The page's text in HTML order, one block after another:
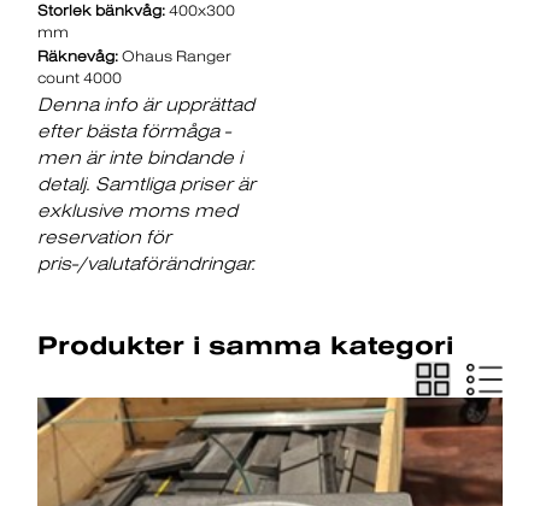
Storlek bänkvåg: 400x300
mm
Räknevåg: Ohaus Ranger
count 4000
Denna info är upprättad
efter bästa förmåga -
men är inte bindande i
detalj. Samtliga priser är
exklusive moms med
reservation för
pris-/valutaförändringar.
Produkter i samma kategori